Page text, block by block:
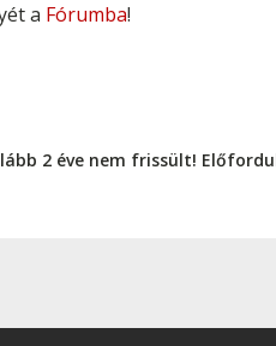
a Fórumba!
2 éve nem frissült!